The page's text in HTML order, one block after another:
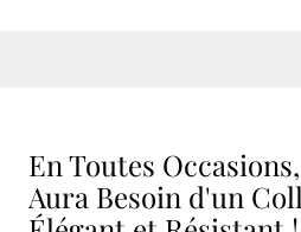
En Toutes
Aura Besoin d'un